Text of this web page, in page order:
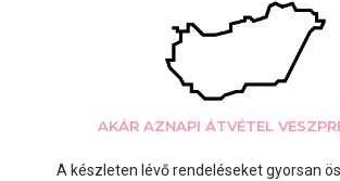
AKÁR AZNAPI ÁTVÉTEL
A készleten lévő rendeléseket gyorsan